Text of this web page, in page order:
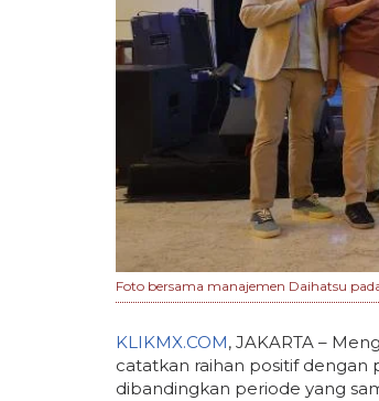
Foto bersama manajemen Daihatsu
KLIKMX.COM, JAKARTA –
catatkan raihan positif dengan
dibandingkan periode yang